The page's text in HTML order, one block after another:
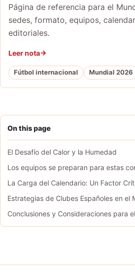
On this page
El Desafío del Calor y la Humedad
Los equipos se preparan para estas
La Carga del Calendario: Un Factor
Estrategias de Clubes Españoles en el
Conclusiones y Consideraciones para
Página de referencia para el
sedes, formato, equipos,
editoriales.
Leer nota
Fútbol internacional Mundial 2026